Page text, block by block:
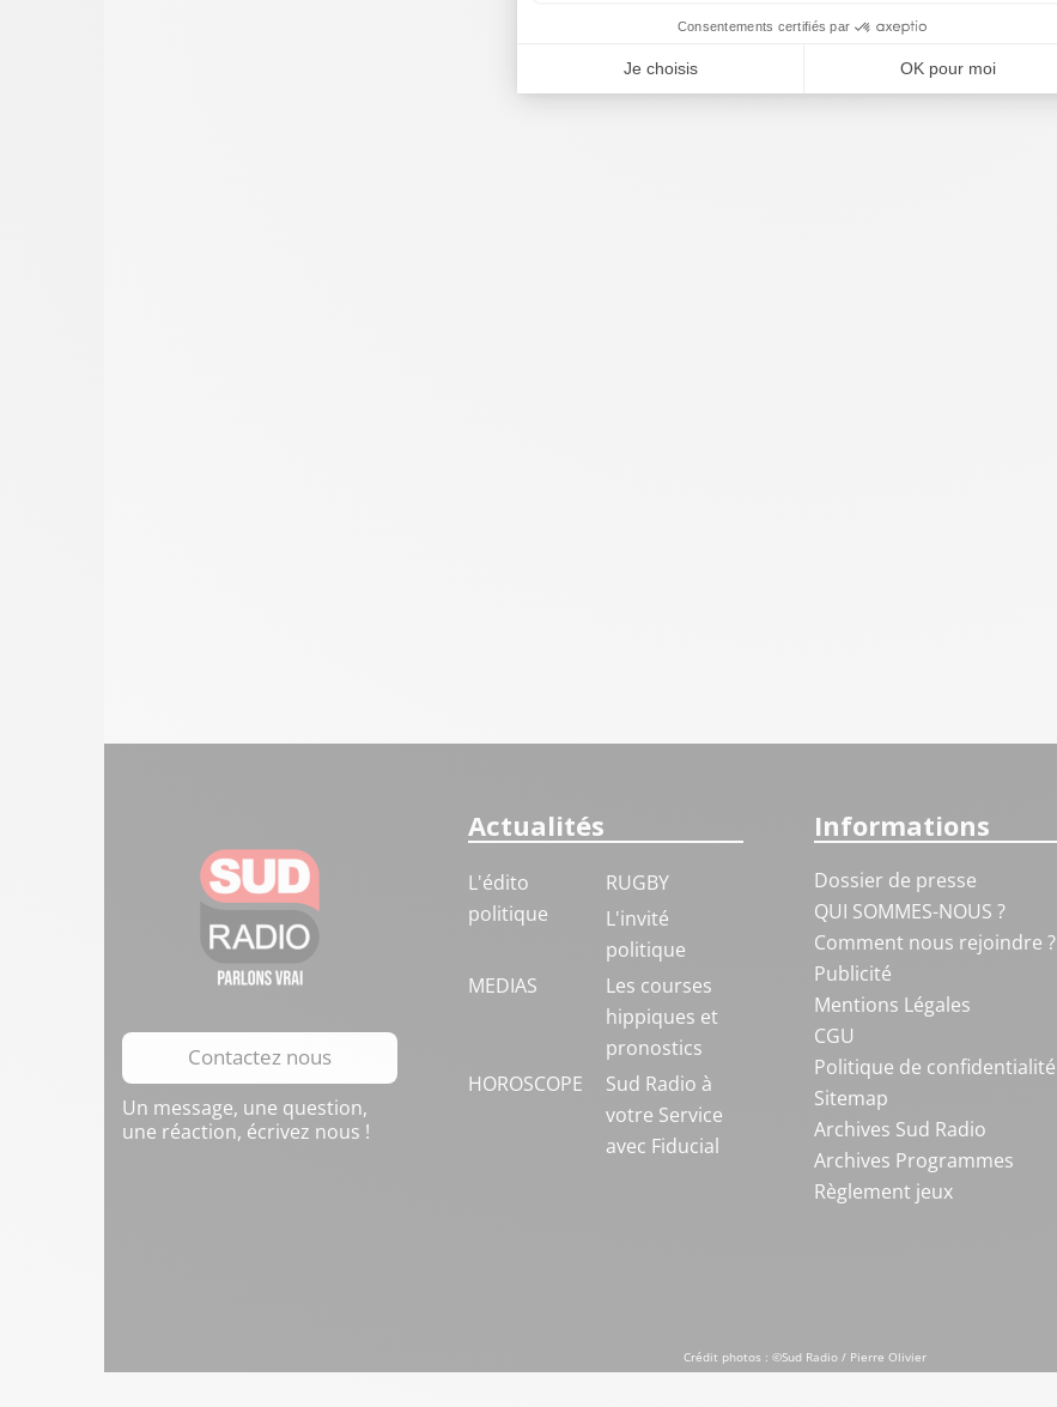
Contactez nous
Un message, une question,
une réaction, écrivez nous !
Actualités
L'édito
politique
RUGBY
L'invité
politique
MEDIAS
Les courses
hippiques et
pronostics
HOROSCOPE
Sud Radio à
votre Service
avec Fiducial
Informations
Dossier de presse
QUI SOMMES-NOUS ?
Comment nous rejoindre ?
Publicité
Mentions Légales
CGU
Politique de confidentialité
Sitemap
Archives Sud Radio
Archives Programmes
Règlement jeux
Crédit photos : ©Sud Radio / Pierre Olivier